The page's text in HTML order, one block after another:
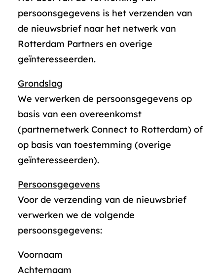
persoonsgegevens is het verzenden van
de nieuwsbrief naar het netwerk van
Rotterdam Partners en overige
geïnteresseerden.
Grondslag
We verwerken de persoonsgegevens op
basis van een overeenkomst
(partnernetwerk Connect to Rotterdam) of
op basis van toestemming (overige
geïnteresseerden).
Persoonsgegevens
Voor de verzending van de nieuwsbrief
verwerken we de volgende
persoonsgegevens:
Voornaam
Achternaam